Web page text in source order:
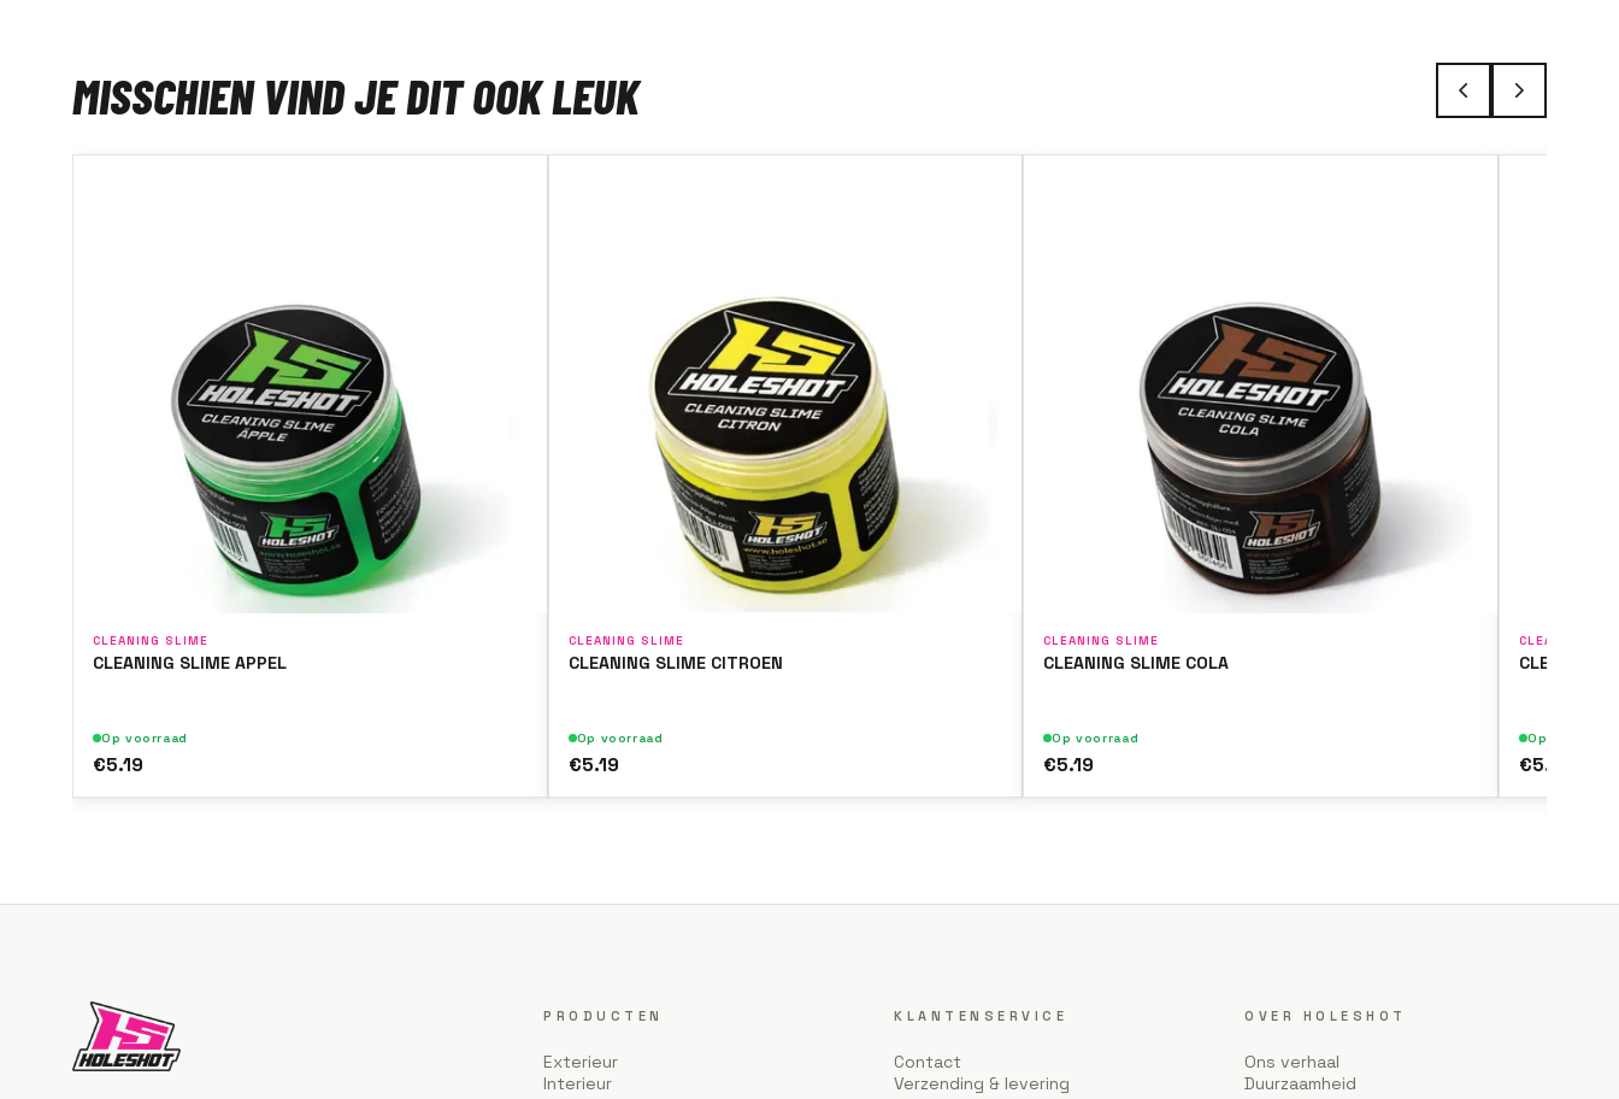
MISSCHIEN VIND JE DIT OOK LEUK
CLEANING SLIME
CLEANING SLIME APPEL
Op voorraad
€5.19
CLEANING SLIME
CLEANING SLIME CITROEN
Op voorraad
€5.19
CLEANING SLIME
CLEANING SLIME COLA
Op voorraad
€5.19
CLEANING
CLEANING
Op voorraad
€5.19
PRODUCTEN
Exterieur
Interieur
KLANTENSERVICE
Contact
Verzending & levering
OVER HOLESHOT
Ons verhaal
Duurzaamheid